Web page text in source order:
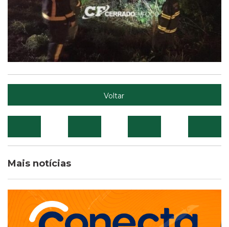
Voltar
Mais notícias